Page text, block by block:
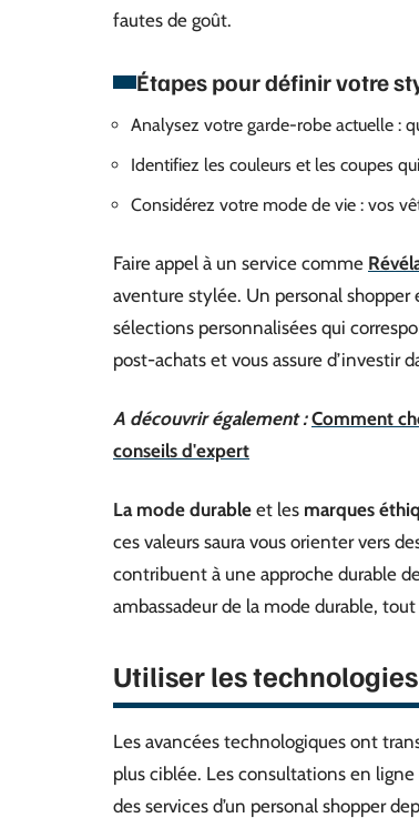
fautes de goût.
Étapes pour définir votre
Analysez votre garde-robe actuelle :
Identifiez les couleurs et les coupes
Considérez votre mode de vie : vos
Faire appel à un service comme
aventure stylée. Un personal shopper
sélections personnalisées qui
post-achats et vous assure d’investir
A découvrir également : Comment
conseils d'expert
La mode durable et les marques
ces valeurs saura vous orienter vers
contribuent à une approche durable
ambassadeur de la mode durable,
Utiliser les
Les avancées technologiques ont
plus ciblée. Les consultations en
des services d’un personal shopper